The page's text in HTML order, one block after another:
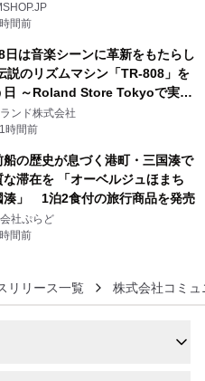
間前
日は音楽シーンに革新をもたらし
説のリズムマシン「TR-808」を
日 ～Roland Store Tokyoで実機
示しての 記念キャンペーンを開
国ラジオ「NTS」の 特別プログ
や、「TR-808」を愛する伝説的
ティストを フィーチャーしたアニ
ョンを公開～
ンド株式会社
時間前
船の歴史が息づく港町・三国湊で
な滞在を 「オーベルジュほまち
湊」 1泊2食付の旅行商品を発売
社ぷらど
間前
リリース一覧 株式会社コミュ